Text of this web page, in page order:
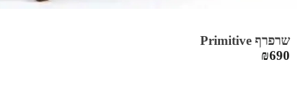
שרפרף Primitive
₪690